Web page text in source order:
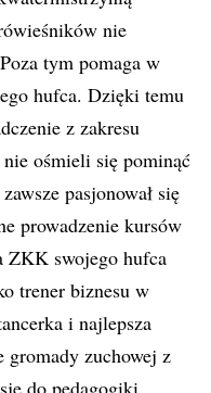
nie
tym pomaga w
hufca. Dzięki temu
z zakresu
ośmieli się pominąć
pasjonował się
prowadzenie kursów
ZKK swojego hufca
trener biznesu w
i najlepsza
gromady zuchowej z
do pedagogiki